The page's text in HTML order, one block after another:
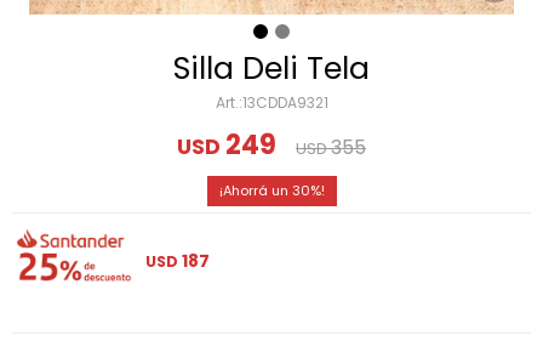
Silla Deli Tela
13CDDA9321
USD 249 USD355
30
USD 187